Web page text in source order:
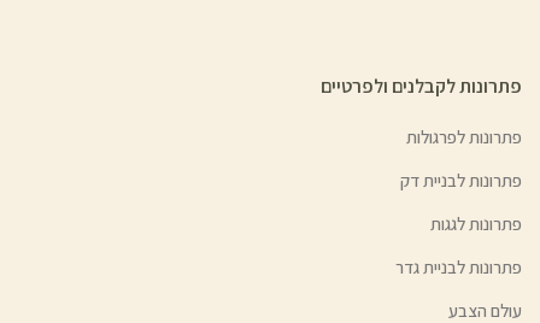
פתרונות לקבלנים ולפרטיים
פתרונות לפרגולות
פתרונות לבניית דק
פתרונות לגגות
פתרונות לבניית גדר
עולם הצבע